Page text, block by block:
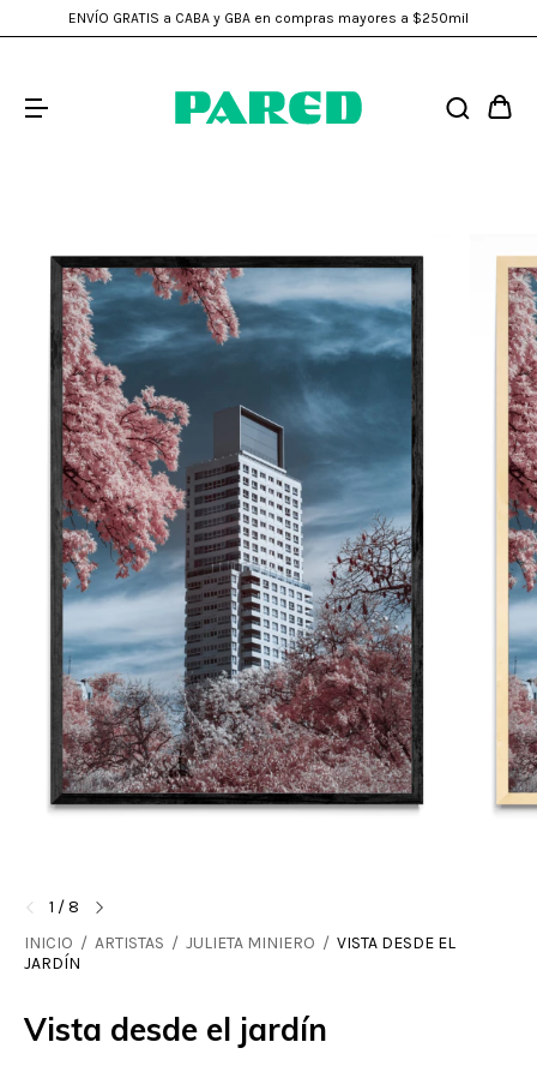
ENVÍO GRATIS a CABA y GBA en compras mayores a $250mil
1 /8
INICIO / ARTISTAS / JULIETA MINIERO / VISTA DESDE EL
JARDÍN
Vista desde el jardín